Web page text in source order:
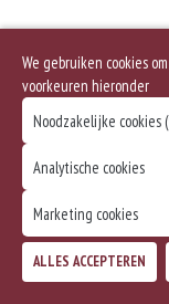
We gebruiken cookies
voorkeuren hieronder
Noodzakelijke cookies
Analytische cookies
Marketing cookies
ALLES ACCEPTEREN